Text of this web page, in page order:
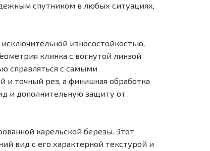
спутником в любых ситуациях,
износостойкостью,
клинка с вогнутой линзой
справляться с самыми
и точный рез, а финишная обработка
и дополнительную защиту от
карельской березы. Этот
вид с его характерной текстурой и